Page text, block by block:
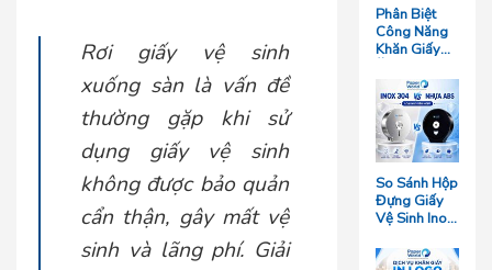
Rơi giấy vệ sinh
xuống sàn là vấn đề
thường gặp khi sử
dụng giấy vệ sinh
không được bảo quản
cẩn thận, gây mất vệ
sinh và lãng phí. Giải
Phân Biệt
Công Năng
Khăn Giấy
Giấy Lau Tay
Và Giấy Vệ
Sinh Trong
Ngành F&B
So Sánh Hộp
Đựng Giấy
Vệ Sinh Inox
Nhựa: Loại